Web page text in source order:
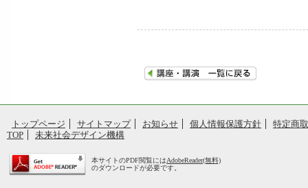
トップページ サイトマップ お知らせ 個人情報保護方針
特定商
TOP
未来社会デザイン機構
本サイトのPDF閲覧にはAdobeReader(無料)
のダウンロードが必要です。